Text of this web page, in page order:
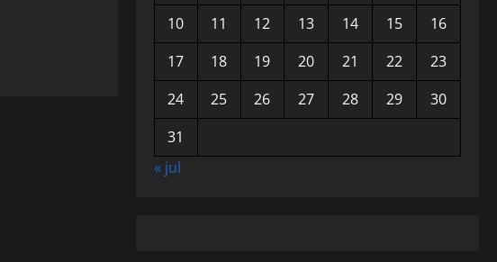
10
11 12 13 14 15
16
17
18 19 20 21 22
23
24
25 26 27 28 29
30
31
« jul